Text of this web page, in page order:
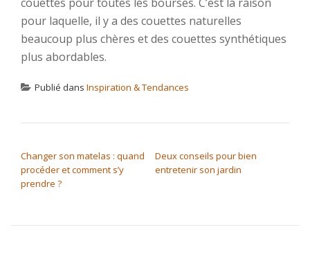
pour laquelle, il y a des couettes naturelles
beaucoup plus chères et des couettes synthétiques
plus abordables.
Publié dans Inspiration & Tendances
Changer son matelas : quand
procéder et comment s’y
prendre ?
Deux conseils pour bien
entretenir son jardin